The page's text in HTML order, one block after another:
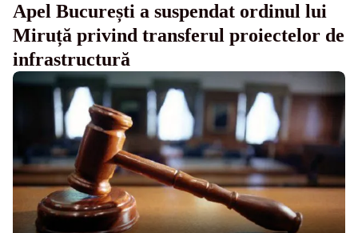
Apel București a suspendat ordinul lui
Miruță privind transferul proiectelor de
infrastructură